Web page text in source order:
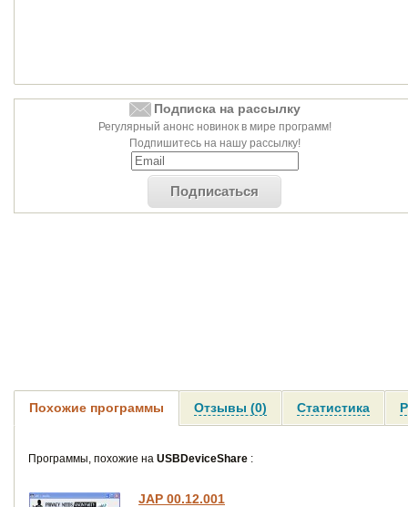
Подписка на рассылку
Регулярный анонс новинок в мире программ!
Подпишитесь на нашу рассылку!
Подписаться
Похожие программы Отзывы (0) Статистика
Программы, похожие на USBDeviceShare :
JAP 00.12.001